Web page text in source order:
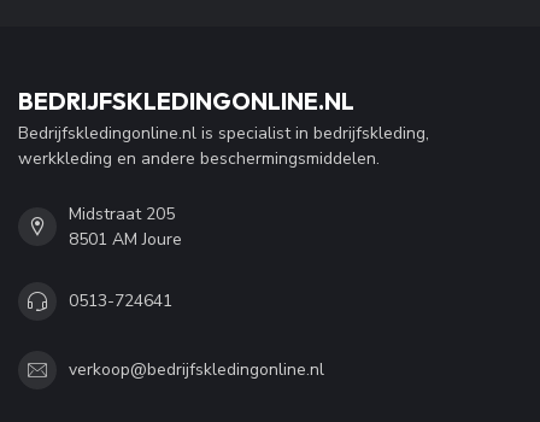
BEDRIJFSKLEDINGONLINE.NL
Bedrijfskledingonline.nl is specialist in bedrijfskleding,
werkkleding en andere beschermingsmiddelen.
Midstraat 205
8501 AM Joure
0513-724641
verkoop@bedrijfskledingonline.nl